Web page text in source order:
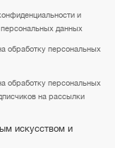
и
данных
обработку персональных
обработку персональных
на рассылки
искусством и